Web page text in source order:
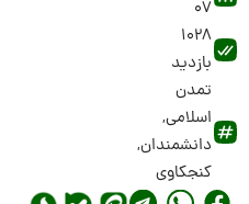
07
1028
بازدید
تمدن
اسلامی,
دانشمندان,
کنجکاوی